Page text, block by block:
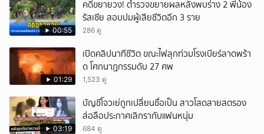
00:55
คดีขยายวง! ตำรวจขยายผลหลังพบร่าง 2 พี่น้อง
รัสเซีย สอบปมผู้เสียชีวิตอีก 3 ราย
286 ดู
01:29
เปิดคลิปนาทีชีวิต ขณะไฟลุกท่วมโรงเบียร์ลาดพร้า
ด โศกนาฏกรรมดับ 27 ศพ
1,523 ดู
03:19
บัญชีโจวเย่ถูกเปลี่ยนชื่อเป็น สาวโสดสายสตรอง
ส่อลือประกาศเลิกรากับแฟนหนุ่ม
684 ดู